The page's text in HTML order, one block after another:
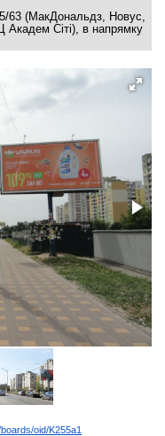
63 (МакДональдз, Новус,
Сіті), в напрямку
oid/K255a1